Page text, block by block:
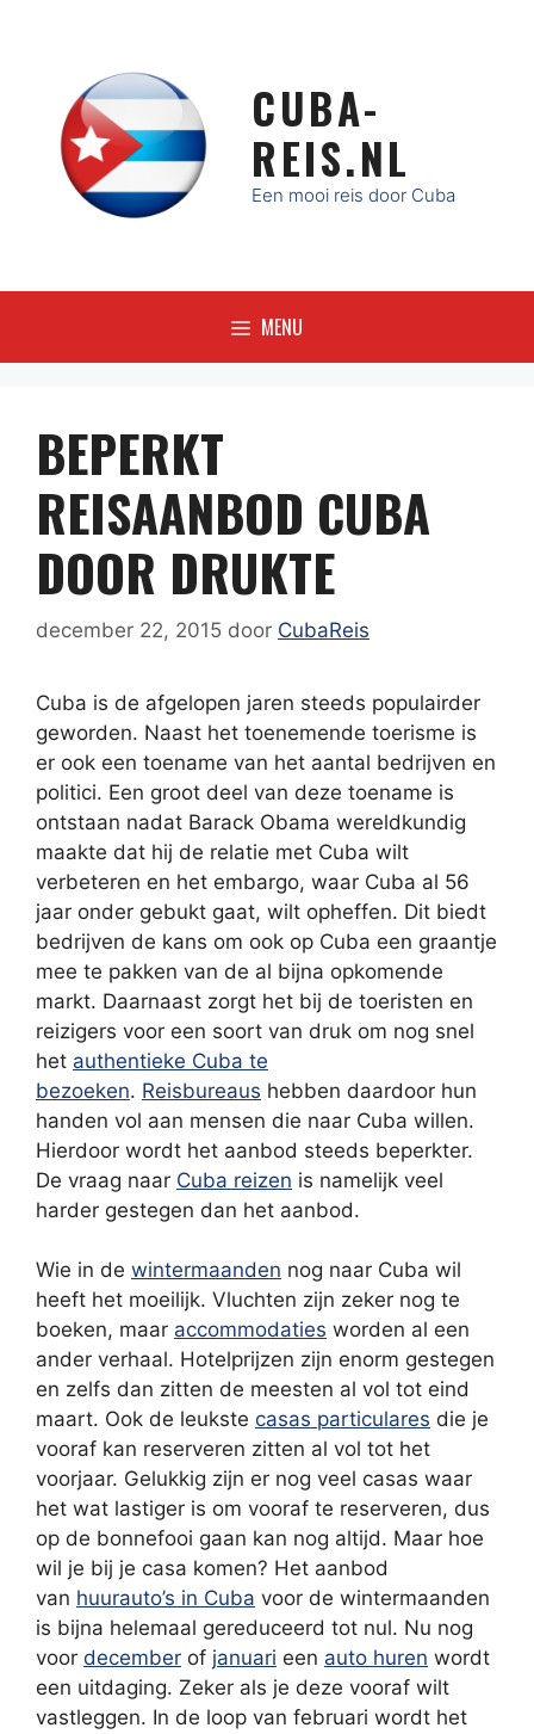
CUBA-
REIS.NL
Een mooi reis door Cuba
MENU
BEPERKT
REISAANBOD CUBA
DOOR DRUKTE
december 22, 2015 door CubaReis
Cuba is de afgelopen jaren steeds populairder
geworden. Naast het toenemende toerisme is
er ook een toename van het aantal bedrijven en
politici. Een groot deel van deze toename is
ontstaan nadat Barack Obama wereldkundig
maakte dat hij de relatie met Cuba wilt
verbeteren en het embargo, waar Cuba al 56
jaar onder gebukt gaat, wilt opheffen. Dit biedt
bedrijven de kans om ook op Cuba een graantje
mee te pakken van de al bijna opkomende
markt. Daarnaast zorgt het bij de toeristen en
reizigers voor een soort van druk om nog snel
het authentieke Cuba te
bezoeken. Reisbureaus hebben daardoor hun
handen vol aan mensen die naar Cuba willen.
Hierdoor wordt het aanbod steeds beperkter.
De vraag naar Cuba reizen is namelijk veel
harder gestegen dan het aanbod.
Wie in de wintermaanden nog naar Cuba wil
heeft het moeilijk. Vluchten zijn zeker nog te
boeken, maar accommodaties worden al een
ander verhaal. Hotelprijzen zijn enorm gestegen
en zelfs dan zitten de meesten al vol tot eind
maart. Ook de leukste casas particulares die je
vooraf kan reserveren zitten al vol tot het
voorjaar. Gelukkig zijn er nog veel casas waar
het wat lastiger is om vooraf te reserveren, dus
op de bonnefooi gaan kan nog altijd. Maar hoe
wil je bij je casa komen? Het aanbod
van huurauto’s in Cuba voor de wintermaanden
is bijna helemaal gereduceerd tot nul. Nu nog
voor december of januari een auto huren wordt
een uitdaging. Zeker als je deze vooraf wilt
vastleggen. In de loop van februari wordt het